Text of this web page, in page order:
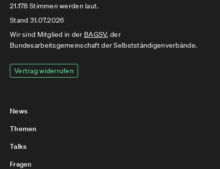
21.178 Stimmen werden laut.
Stand 31.07.2026
Wir sind Mitglied in der BAGSV, der
Bundesarbeitsgemeinschaft der Selbstständigenverbände.
Vertrag widerrufen
News
Themen
Talks
Fragen